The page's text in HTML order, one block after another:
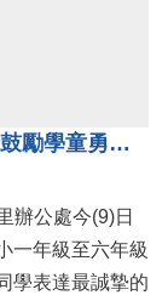
地方各界齊心支持教育 天文里獎學金鼓勵學童勇敢追夢
一年級至六年級
學表達最誠摯的